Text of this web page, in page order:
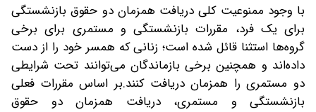
با وجود ممنوعیت کلی دریافت همزمان دو حقوق بازنشستگی
برای یک فرد، مقررات بازنشستگی و مستمری برای برخی
گروه‌ها استثنا قائل شده است؛ زنانی که همسر خود را از دست
داده‌اند و همچنین برخی بازماندگان می‌توانند تحت شرایطی
دو مستمری را همزمان دریافت کنند.بر اساس مقررات فعلی
بازنشستگی و مستمری، دریافت همزمان دو حقوق